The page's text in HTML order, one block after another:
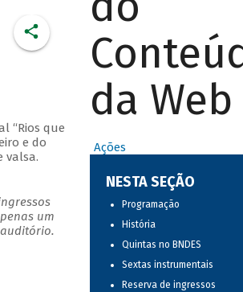
“Rios que
e do
valsa.
um
da Web
Ações
NESTA SEÇÃO
Programação
História
Quintas no BNDES
Sextas instrumentais
Reserva de ingressos